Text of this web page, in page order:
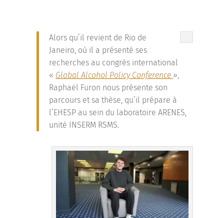
Alors qu’il revient de Rio de
Janeiro, où il a présenté ses
recherches au congrès international
« Global Alcohol Policy Conference »
Raphaël Furon nous présente son
parcours et sa thèse, qu’il prépare à
l’EHESP au sein du laboratoire ARENES,
unité INSERM RSMS.